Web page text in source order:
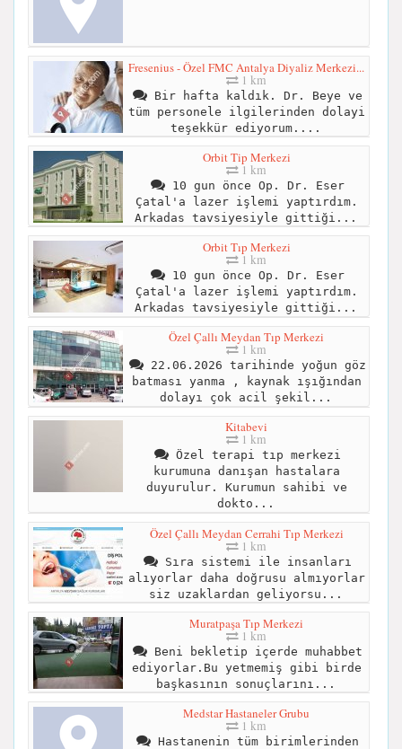
Fresenius - Özel FMC Antalya Diyaliz Merkezi...
1 km
Bir hafta kaldık. Dr. Beye ve
tüm personele ilgilerinden dolayi
teşekkür ediyorum....
Orbit Tip Merkezi
1 km
10 gun önce Op. Dr. Eser
Çatal'a lazer işlemi yaptırdım.
Arkadas tavsiyesiyle gittiği...
Orbit Tıp Merkezi
1 km
10 gun önce Op. Dr. Eser
Çatal'a lazer işlemi yaptırdım.
Arkadas tavsiyesiyle gittiği...
Özel Çallı Meydan Tıp Merkezi
1 km
22.06.2026 tarihinde yoğun göz
batması yanma , kaynak ışığından
dolayı çok acil şekil...
Kitabevi
1 km
Özel terapi tıp merkezi
kurumuna danışan hastalara
duyurulur. Kurumun sahibi ve
dokto...
Özel Çallı Meydan Cerrahi Tıp Merkezi
1 km
Sıra sistemi ile insanları
alıyorlar daha doğrusu almıyorlar
siz uzaklardan geliyorsu...
Muratpaşa Tıp Merkezi
1 km
Beni bekletip içerde muhabbet
ediyorlar.Bu yetmemiş gibi birde
başkasının sonuçlarını...
Medstar Hastaneler Grubu
1 km
Hastanenin tüm birimlerinden